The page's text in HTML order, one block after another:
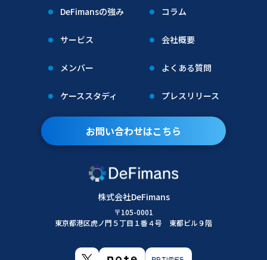
株式会社DeFimans
〒105-0001
東京都港区虎ノ門５丁目１番４号 東都ビル９階
DeFimansの強み コラム
サービス 会社概要
メンバー よくある質問
ケーススタディ プレスリリース
お問い合わせはこちら